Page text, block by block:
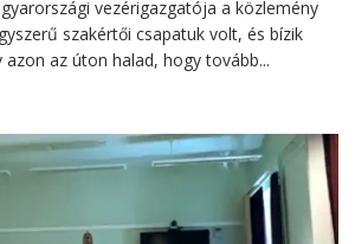
vezérigazgatója a közlemény
szakértői csapatuk volt, és bízik
azon az úton halad, hogy tovább...